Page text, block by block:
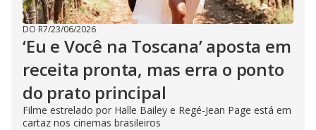
DO R7/23/06/2026
‘Eu e Você na Toscana’ aposta em
receita pronta, mas erra o ponto
do prato principal
Filme estrelado por Halle Bailey e Regé-Jean Page está em
cartaz nos cinemas brasileiros